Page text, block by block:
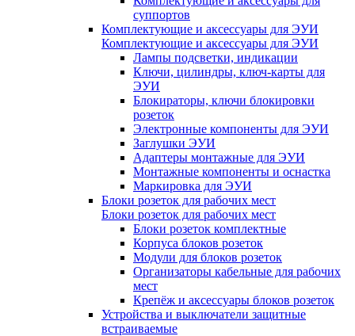
суппортов
Комплектующие и аксессуары для ЭУИ
Комплектующие и аксессуары для ЭУИ
Лампы подсветки, индикации
Ключи, цилиндры, ключ-карты для
ЭУИ
Блокираторы, ключи блокировки
розеток
Электронные компоненты для ЭУИ
Заглушки ЭУИ
Адаптеры монтажные для ЭУИ
Монтажные компоненты и оснастка
Маркировка для ЭУИ
Блоки розеток для рабочих мест
Блоки розеток для рабочих мест
Блоки розеток комплектные
Корпуса блоков розеток
Модули для блоков розеток
Организаторы кабельные для рабочих
мест
Крепёж и аксессуары блоков розеток
Устройства и выключатели защитные
встраиваемые